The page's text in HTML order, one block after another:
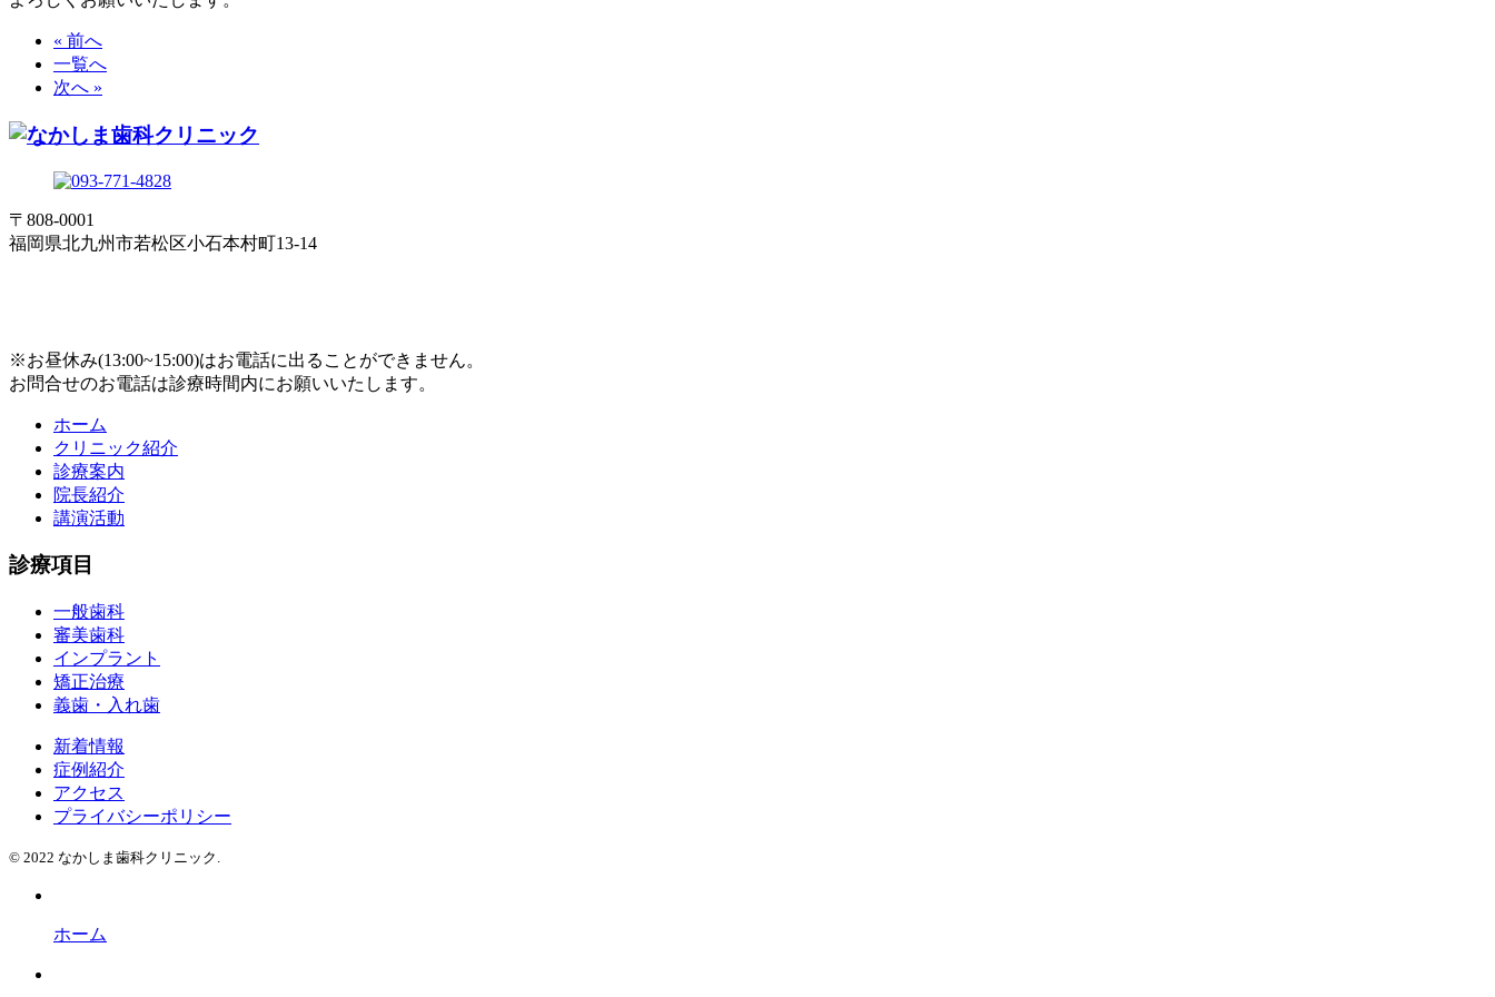
« 前へ
一覧へ
次へ »
〒808-0001
福岡県北九州市若松区小石本村町13-14
※お昼休み(13:00~15:00)はお電話に出ることができません。
お問合せのお電話は診療時間内にお願いいたします。
ホーム
クリニック紹介
診療案内
院長紹介
講演活動
診療項目
一般歯科
審美歯科
インプラント
矯正治療
義歯・入れ歯
新着情報
症例紹介
アクセス
プライバシーポリシー
© 2022 なかしま歯科クリニック.
ホーム